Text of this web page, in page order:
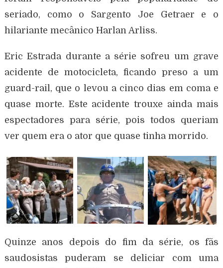
seriado, como o Sargento Joe Getraer e o
hilariante mecânico Harlan Arliss.
Eric Estrada durante a série sofreu um grave
acidente de motocicleta, ficando preso a um
guard-rail, que o levou a cinco dias em coma e
quase morte. Este acidente trouxe ainda mais
espectadores para série, pois todos queriam
ver quem era o ator que quase tinha morrido.
Quinze anos depois do fim da série, os fãs
saudosistas puderam se deliciar com uma